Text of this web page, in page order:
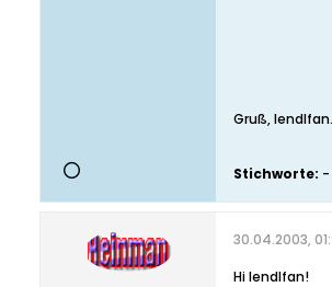
Gruß, lendlfan.
Stichworte: -
30.04.2003,
Hi lendlfan!